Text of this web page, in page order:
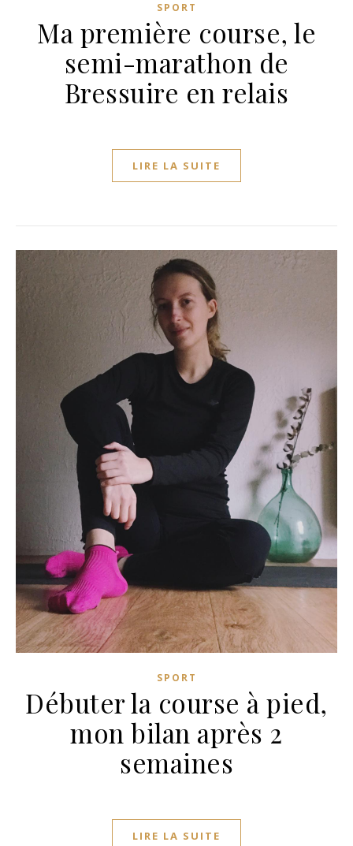
SPORT
Ma première course, le
semi-marathon de
Bressuire en relais
LIRE LA SUITE
SPORT
Débuter la course à pied,
mon bilan après 2
semaines
LIRE LA SUITE